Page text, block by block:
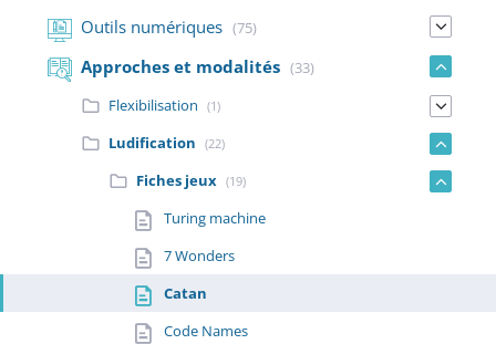
Outils numériques (75)
Approches et modalités (33)
Flexibilisation (1)
Ludification (22)
Fiches jeux (19)
Turing machine
7 Wonders
Catan
Code Names